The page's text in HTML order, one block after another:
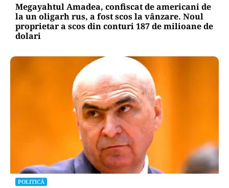
Megayahtul Amadea, confiscat de americani de
la un oligarh rus, a fost scos la vânzare. Noul
proprietar a scos din conturi 187 de milioane de
dolari
POLITICĂ